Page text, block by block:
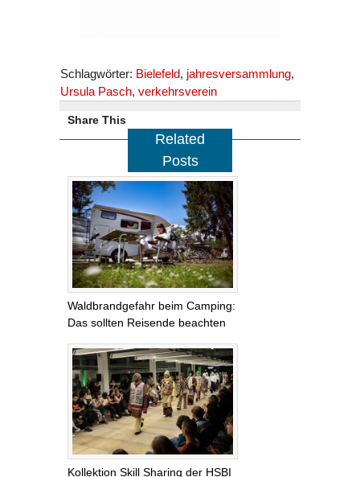
Schlagwörter: Bielefeld, jahresversammlung,
Ursula Pasch, verkehrsverein
Share This
Related
Posts
Waldbrandgefahr beim Camping:
Das sollten Reisende beachten
Kollektion Skill Sharing der HSBI